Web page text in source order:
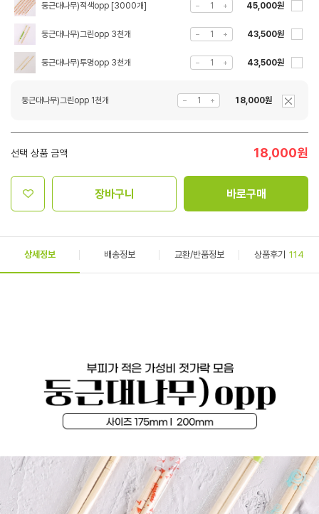
둥근대나무)적색opp [3000개] 45,000원
둥근대나무)그린opp 3천개 43,500원
둥근대나무)투명opp 3천개 43,500원
둥근대나무)그린opp 1천개 18,000원
선택 상품 금액 18,000원
장바구니 바로구매
상세정보 배송정보 교환/반품정보 상품후기 114